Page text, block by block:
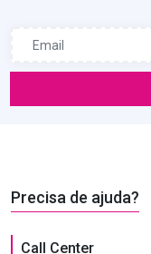
Precisa de ajuda?
Call Center